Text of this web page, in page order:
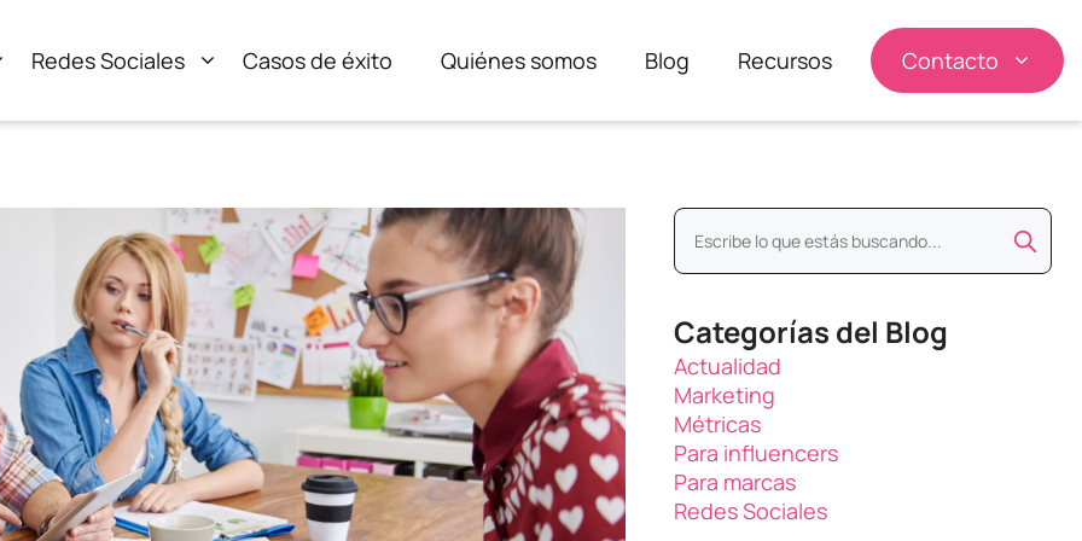
Redes Sociales Casos de éxito Quiénes somos Blog Recursos Contacto
Categorías del Blog
Actualidad
Marketing
Métricas
Para influencers
Para marcas
Redes Sociales